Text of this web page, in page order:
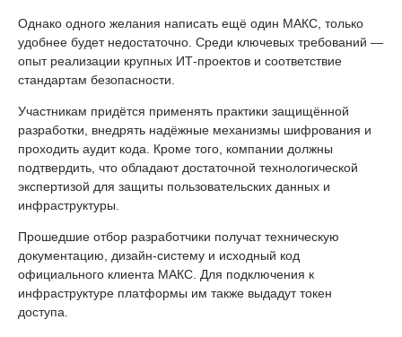
Однако одного желания написать ещё один МАКС, только
удобнее будет недостаточно. Среди ключевых требований —
опыт реализации крупных ИТ-проектов и соответствие
стандартам безопасности.
Участникам придётся применять практики защищённой
разработки, внедрять надёжные механизмы шифрования и
проходить аудит кода. Кроме того, компании должны
подтвердить, что обладают достаточной технологической
экспертизой для защиты пользовательских данных и
инфраструктуры.
Прошедшие отбор разработчики получат техническую
документацию, дизайн-систему и исходный код
официального клиента МАКС. Для подключения к
инфраструктуре платформы им также выдадут токен
доступа.